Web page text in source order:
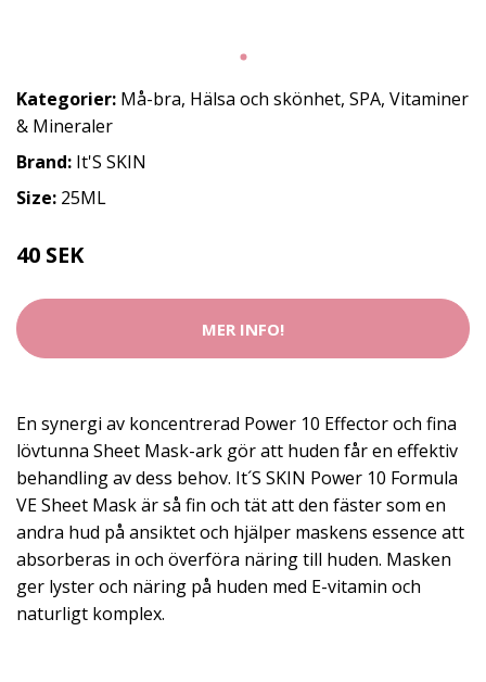
Kategorier: Må-bra, Hälsa och skönhet, SPA, Vitaminer
& Mineraler
Brand: It'S SKIN
Size: 25ML
40 SEK
MER INFO!
En synergi av koncentrerad Power 10 Effector och fina
lövtunna Sheet Mask-ark gör att huden får en effektiv
behandling av dess behov. It´S SKIN Power 10 Formula
VE Sheet Mask är så fin och tät att den fäster som en
andra hud på ansiktet och hjälper maskens essence att
absorberas in och överföra näring till huden. Masken
ger lyster och näring på huden med E-vitamin och
naturligt komplex.